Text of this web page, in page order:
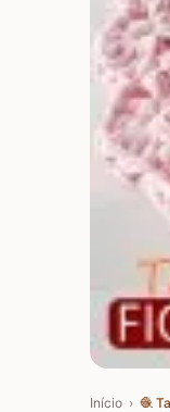
Início › 🧶